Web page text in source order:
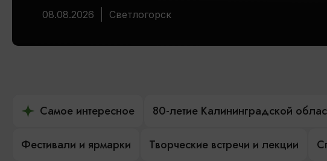
08.08.2026 Светлогорск
Самое интересное 80-летие Калининградской
Фестивали и ярмарки Творческие встречи и лекции